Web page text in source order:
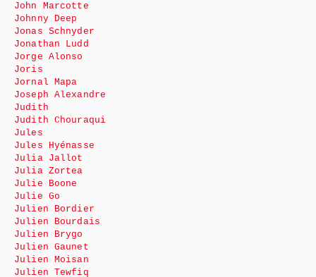
John Marcotte
Johnny Deep
Jonas Schnyder
Jonathan Ludd
Jorge Alonso
Joris
Jornal Mapa
Joseph Alexandre
Judith
Judith Chouraqui
Jules
Jules Hyénasse
Julia Jallot
Julia Zortea
Julie Boone
Julie Go
Julien Bordier
Julien Bourdais
Julien Brygo
Julien Gaunet
Julien Moisan
Julien Tewfiq